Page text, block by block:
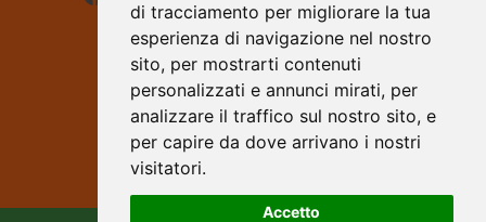
di tracciamento per migliorare la tua
esperienza di navigazione nel nostro
sito, per mostrarti contenuti
personalizzati e annunci mirati, per
analizzare il traffico sul nostro sito, e
per capire da dove arrivano i nostri
visitatori.
Accetto